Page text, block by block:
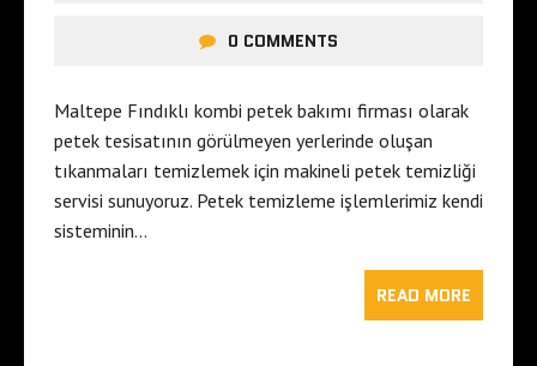
0 COMMENTS
Maltepe Fındıklı kombi petek bakımı firması olarak
petek tesisatının görülmeyen yerlerinde oluşan
tıkanmaları temizlemek için makineli petek temizliği
servisi sunuyoruz. Petek temizleme işlemlerimiz kendi
sisteminin…
READ MORE